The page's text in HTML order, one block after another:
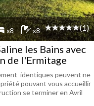
x8 x8 (1)
les Bains avec
de l'Ermitage
identiques peuvent ne
pouvant vous accueillir
se terminer en Avril